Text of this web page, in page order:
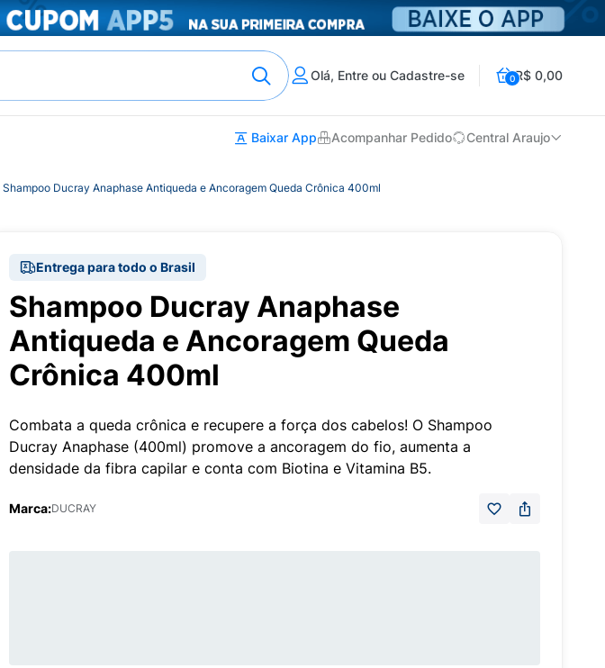
Olá, Entre ou Cadastre-se 0R$ 0,00
Baixar App Acompanhar Pedido Central Araujo
Shampoo Ducray Anaphase Antiqueda e Ancoragem Queda Crônica 400ml
Entrega para todo o Brasil
Shampoo Ducray Anaphase
Antiqueda e Ancoragem Queda
Crônica 400ml
Combata a queda crônica e recupere a força dos cabelos! O Shampoo
Ducray Anaphase (400ml) promove a ancoragem do fio, aumenta a
densidade da fibra capilar e conta com Biotina e Vitamina B5.
Marca:DUCRAY